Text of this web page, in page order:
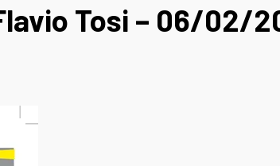
Tosi – 06/02/